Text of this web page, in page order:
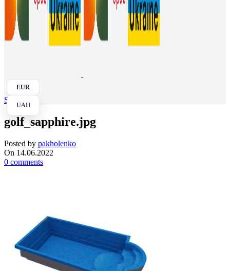
EUR
UAH
Search
golf_sapphire.jpg
Posted by pakholenko
On 14.06.2022
0 comments